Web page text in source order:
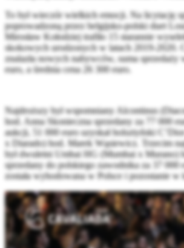
To był wieczór wielkich emocji. Na licytację
poprowadzoną przez belgijsko-polski duet
Mirosław Kołodziej trafiło 15 starannie
skokowych urodzonych w latach 2019-2020.
znalazła nowych nabywców, suma sprzedaży
euro, a średnia cena 26 300 euro.
Najdroższy był wspomniany Alcontinus
hod. Anna Skonieczna sprzedany za 77 000
aukcji, 51 000 euro uzyskał holsztyński
x Diarado) hod. Marek Wąsiewicz. Trzecim
był dwuletni Umbai HG (Mumbai x Murano)
sprzedany do polskiego zawodnika za 37 000
została wyhodowana w Polsce i pozostanie w